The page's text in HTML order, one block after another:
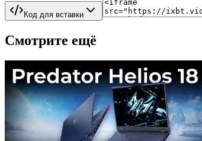
Код для вставки
Смотрите ещё